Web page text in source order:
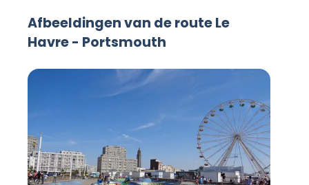
Afbeeldingen van de route Le
Havre - Portsmouth